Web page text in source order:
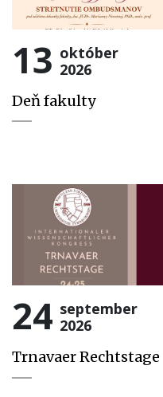
13 október
2026
Deň fakulty
24 september
2026
Trnavaer Rechtstage